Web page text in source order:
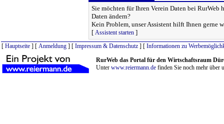
Sie möchten für Ihren Verein Daten bei RurWeb
Daten ändern?
Kein Problem, unser Assistent hilft Ihnen gerne
[ Assistent starten ]
[ Hauptseite ] [ Anmeldung ] [ Impressum & Datenschutz ] [ Informationen zu
RurWeb das Portal für den Wirtschaftsraum
Unter www.reiermann.de finden Sie noch mehr über